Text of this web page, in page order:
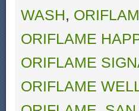
WASH,
ORIFLAME
ORIFLAME
ORIFLAME